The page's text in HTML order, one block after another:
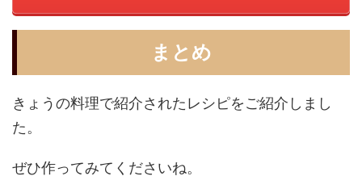
まとめ
きょうの料理で紹介されたレシピをご紹介しまし
た。
ぜひ作ってみてくださいね。